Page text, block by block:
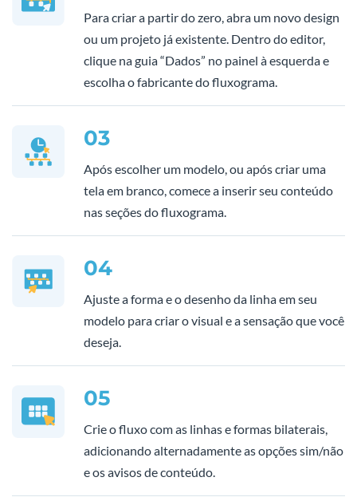
Para criar a partir do zero, abra um novo design
ou um projeto já existente. Dentro do editor,
clique na guia “Dados” no painel à esquerda e
escolha o fabricante do fluxograma.
03
Após escolher um modelo, ou após criar uma
tela em branco, comece a inserir seu conteúdo
nas seções do fluxograma.
04
Ajuste a forma e o desenho da linha em seu
modelo para criar o visual e a sensação que você
deseja.
05
Crie o fluxo com as linhas e formas bilaterais,
adicionando alternadamente as opções sim/não
e os avisos de conteúdo.